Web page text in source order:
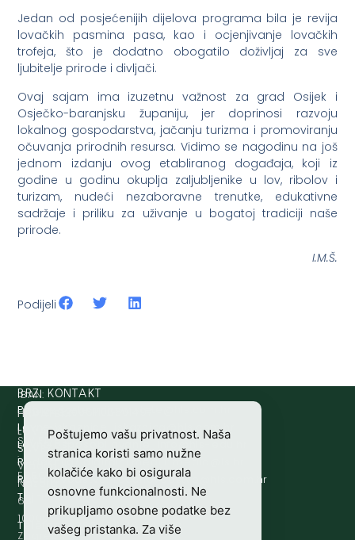
Jedan od posjećenijih dijelova programa bila je revija
lovačkih pasmina pasa, kao i ocjenjivanje lovačkih
trofeja, što je dodatno obogatilo doživljaj za sve
ljubitelje prirode i divljači.
Ovaj sajam ima izuzetnu važnost za grad Osijek i
Osječko-baranjsku županiju, jer doprinosi razvoju
lokalnog gospodarstva, jačanju turizma i promoviranju
očuvanja prirodnih resursa. Vidimo se nagodinu na još
jednom izdanju ovog etabliranog događaja, koji iz
godine u godinu okuplja zaljubljenike u lov, ribolov i
turizam, nudeći nezaboravne trenutke, edukativne
sadržaje i priliku za uživanje u bogatoj tradiciji naše
prirode.
I.M.Š.
Podijeli
HRVATSKI
LOVAČKI
SAVEZ
Vladimira
Nazora
63
10000
Zagreb,
IBAN:
HR8124020061100501497
SWIFT/BIC
:
ESBCHR22
BRZI KONTAKT
Prijava štete:
Lovne iskaznice:
rh.moc.slh
@acinzaksi
Lovno osposobljavanje:
rh.ude-slh
@ofni
Redakcija/ digitalni mediji:@aidem
Računovodstvo:
rh.moc.slh
@ovtsdovonucar
Tajništvo:
rh.sl
@slh
Telefon: +385 (0)1 48 34 560
Poštujemo vašu privatnost. Naša
stranica koristi samo nužne
kolačiće kako bi osigurala
osnovne funkcionalnosti. Ne
prikupljamo osobne podatke bez
vašeg pristanka. Za više